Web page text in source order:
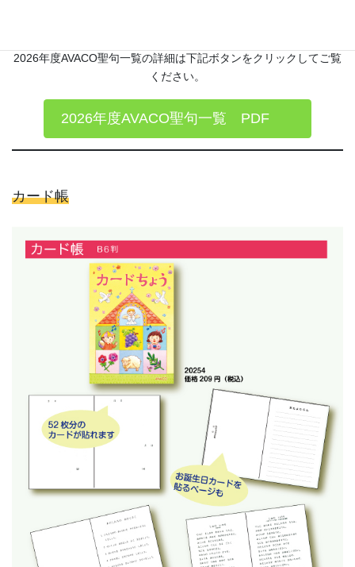
2026年度AVACO聖句一覧の詳細は下記ボタンをクリックしてご覧
ください。
2026年度AVACO聖句一覧 PDF
カード帳